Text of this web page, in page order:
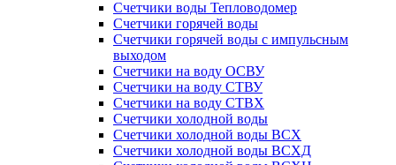
Счетчики воды Тепловодомер
Счетчики горячей воды
Счетчики горячей воды с импульсным
выходом
Счетчики на воду ОСВУ
Счетчики на воду СТВУ
Счетчики на воду СТВХ
Счетчики холодной воды
Счетчики холодной воды ВСХ
Счетчики холодной воды ВСХД